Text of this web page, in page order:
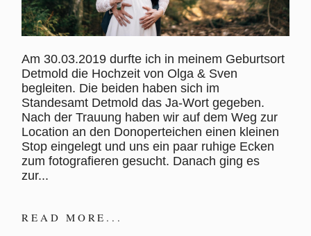
Am 30.03.2019 durfte ich in meinem Geburtsort
Detmold die Hochzeit von Olga & Sven
begleiten. Die beiden haben sich im
Standesamt Detmold das Ja-Wort gegeben.
Nach der Trauung haben wir auf dem Weg zur
Location an den Donoperteichen einen kleinen
Stop eingelegt und uns ein paar ruhige Ecken
zum fotografieren gesucht. Danach ging es
zur...
READ MORE...